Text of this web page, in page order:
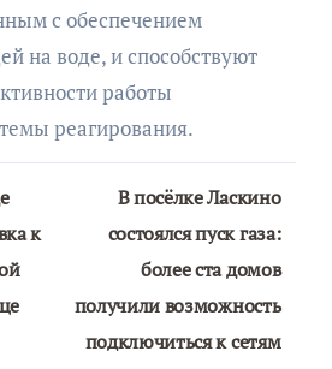
с обеспечением
на воде, и способствуют
работы
реагирования.
к
В посёлке Ласкино
состоялся пуск газа:
более ста домов
получили возможность
подключиться к сетям